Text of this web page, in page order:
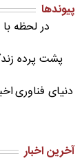
پیوندها
در لحظه
پشت پرده
دنیای فناوری
آخرین اخبار